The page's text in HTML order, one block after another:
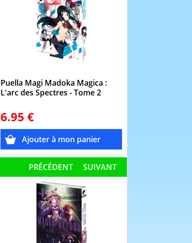
Puella Magi Madoka Magica :
L'arc des Spectres - Tome 2
6.95 €
SUIVANT
PRÉCÉDENT